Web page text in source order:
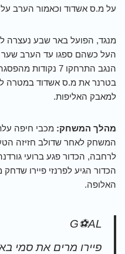
על מ.ס אשדוד וכאמור הערב
מנגד, הפועל באר שבע נעצרה
העל כשהם ספגו עד הערב
הנגב התרחקו 7
בטרנר את מ.ס אשדוד במטרה
למאבק האליפות.
מהלך המשחק:
המשחק לאחר שדולב חזיזה
לרחבה, הכדור פגע ברועי
האלופה.
G⚽️AL
פיירו מרים את סמי